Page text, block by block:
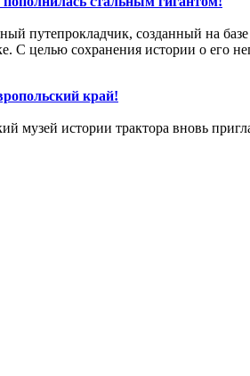
путепрокладчик, созданный на
С целью сохранения истории о его
край!
музей истории трактора вновь